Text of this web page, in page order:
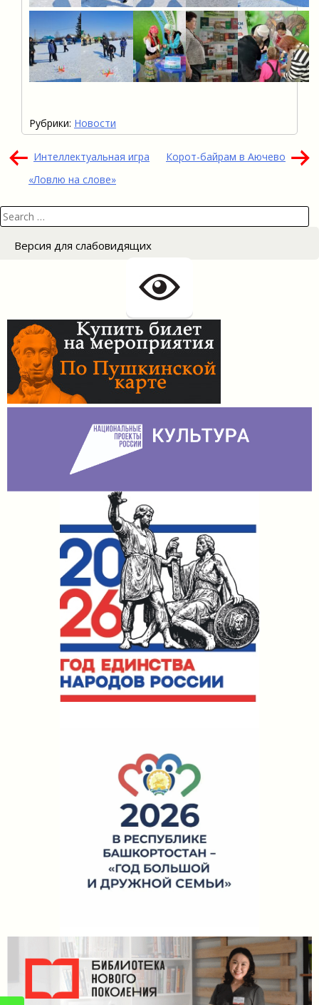
Рубрики: Новости
Навигация
по
Интеллектуальная игра
«Ловлю на слове»
Корот-байрам в Аючево
Search
for:
Версия для слабовидящих